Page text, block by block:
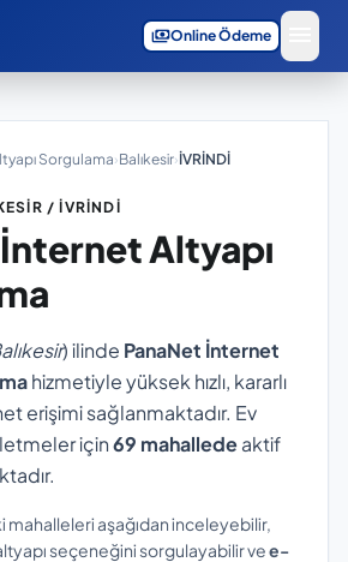
paymentsOnline Ödeme
Sorgulama›Balıkesir›İVRİNDİ
/ İVRİNDİ
İnternet Altyapı
) ilinde PanaNet İnternet
hizmetiyle yüksek hızlı, kararlı
erişimi sağlanmaktadır. Ev
için69 mahalledeaktif
mahalleleri aşağıdan inceleyebilir,
seçeneğini sorgulayabilir vee-